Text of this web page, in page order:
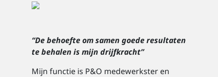
“De behoefte om samen goede resultaten
te behalen is mijn drijfkracht”
Mijn functie is P&O medewerkster en